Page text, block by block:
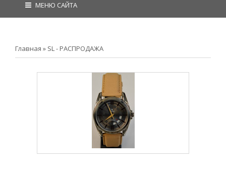
МЕНЮ САЙТА
Главная » SL - РАСПРОДАЖА